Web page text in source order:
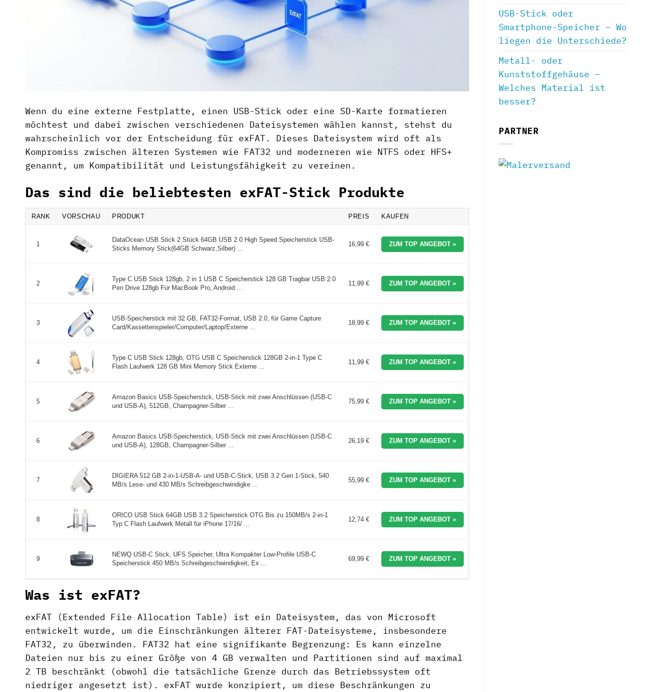
Wenn du eine externe Festplatte, einen USB-Stick oder eine SD-Karte formatieren
möchtest und dabei zwischen verschiedenen Dateisystemen wählen kannst, stehst du
wahrscheinlich vor der Entscheidung für exFAT. Dieses Dateisystem wird oft als
Kompromiss zwischen älteren Systemen wie FAT32 und moderneren wie NTFS oder HFS+
genannt, um Kompatibilität und Leistungsfähigkeit zu vereinen.
Das sind die beliebtesten exFAT-Stick Produkte
RANK VORSCHAU PRODUKT PREIS KAUFEN
1
DataOcean USB Stick 2 Stück 64GB USB 2.0 High Speed Speicherstick USB-
Sticks Memory Stick(64GB Schwarz,Silber) ...
16,99 € ZUM TOP ANGEBOT »
2
Type C USB Stick 128gb, 2 in 1 USB C Speicherstick 128 GB Tragbar USB 2.0
Pen Drive 128gb Für MacBook Pro, Android ...
11,99 € ZUM TOP ANGEBOT »
3
USB-Speicherstick mit 32 GB, FAT32-Format, USB 2.0, für Game Capture
Card/Kassettenspieler/Computer/Laptop/Externe ...
18,99 € ZUM TOP ANGEBOT »
4
Type C USB Stick 128gb, OTG USB C Speicherstick 128GB 2-in-1 Type C
Flash Laufwerk 128 GB Mini Memory Stick Externe ...
11,99 € ZUM TOP ANGEBOT »
5
Amazon Basics USB-Speicherstick, USB-Stick mit zwei Anschlüssen (USB-C
und USB-A), 512GB, Champagner-Silber ...
75,99 € ZUM TOP ANGEBOT »
6
Amazon Basics USB-Speicherstick, USB-Stick mit zwei Anschlüssen (USB-C
und USB-A), 128GB, Champagner-Silber ...
26,19 € ZUM TOP ANGEBOT »
7
DIGIERA 512 GB 2-in-1-USB-A- und USB-C-Stick, USB 3.2 Gen 1-Stick, 540
MB/s Lese- und 430 MB/s Schreibgeschwindigke ...
55,99 € ZUM TOP ANGEBOT »
8
ORICO USB Stick 64GB USB 3.2 Speicherstick OTG Bis zu 150MB/s 2-in-1
Typ C Flash Laufwerk Metall für iPhone 17/16/ ...
12,74 € ZUM TOP ANGEBOT »
9
NEWQ USB-C Stick, UFS Speicher, Ultra Kompakter Low-Profile USB-C
Speicherstick 450 MB/s Schreibgeschwindigkeit, Ex ...
69,99 € ZUM TOP ANGEBOT »
Was ist exFAT?
exFAT (Extended File Allocation Table) ist ein Dateisystem, das von Microsoft
entwickelt wurde, um die Einschränkungen älterer FAT-Dateisysteme, insbesondere
FAT32, zu überwinden. FAT32 hat eine signifikante Begrenzung: Es kann einzelne
Dateien nur bis zu einer Größe von 4 GB verwalten und Partitionen sind auf maximal
2 TB beschränkt (obwohl die tatsächliche Grenze durch das Betriebssystem oft
niedriger angesetzt ist). exFAT wurde konzipiert, um diese Beschränkungen zu
USB-Stick oder
Smartphone-Speicher – Wo
liegen die Unterschiede?
Metall- oder
Kunststoffgehäuse –
Welches Material ist
besser?
PARTNER